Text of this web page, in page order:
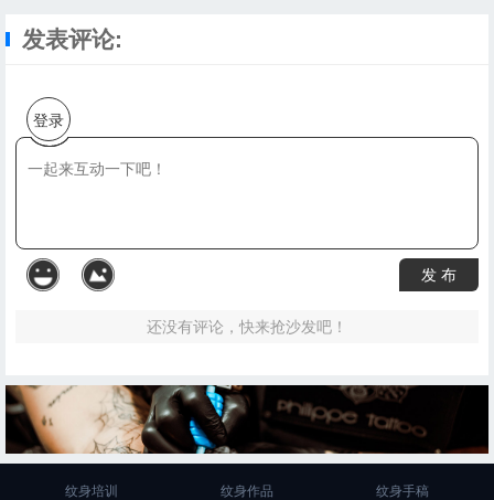
发表评论:
登录
发 布
还没有评论，快来抢沙发吧！
纹身培训 纹身作品 纹身手稿